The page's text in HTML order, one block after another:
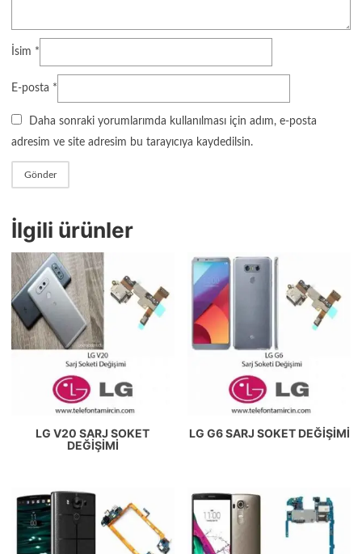
İsim *
E-posta *
Daha sonraki yorumlarımda kullanılması için adım, e-posta
adresim ve site adresim bu tarayıcıya kaydedilsin.
İlgili ürünler
LG V20 SARJ SOKET
DEĞIŞIMI
LG G6 SARJ SOKET DEĞIŞIMI